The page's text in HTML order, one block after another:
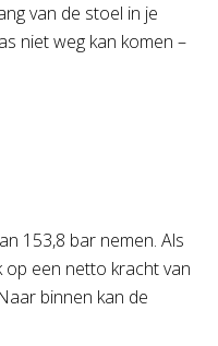
van de stoel in je
niet weg kan komen –
153,8 bar nemen. Als
op een netto kracht van
binnen kan de